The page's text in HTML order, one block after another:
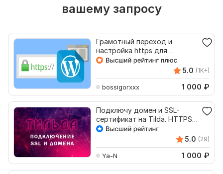
вашему запросу
Грамотный переход и
настройка https для
WordPress под ключ
5.0 (1K+)
bossigorxxx 1 000 ₽
Подключу домен и SSL-
сертификат на Tilda. HTTPS,
настройка
5.0 (29)
Ya-N 1 000 ₽